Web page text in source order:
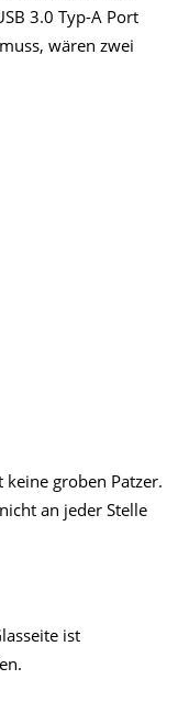
3.0 Typ-A Port
wären zwei
groben Patzer.
an jeder Stelle
ist